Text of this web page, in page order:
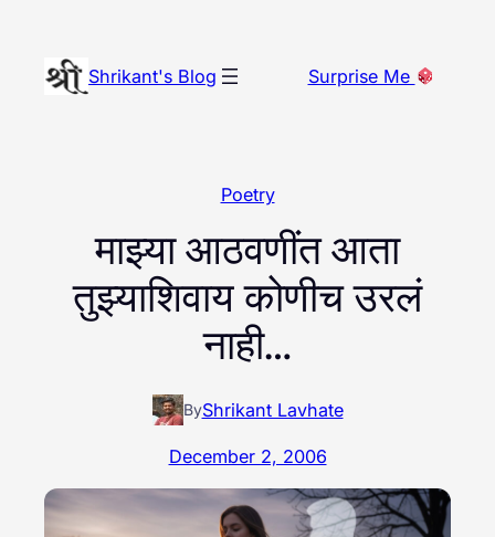
content
Shrikant's Blog Surprise Me
Poetry
माझ्या आठवणींत आता
तुझ्याशिवाय कोणीच उरलं
नाही…
ByShrikant Lavhate
December 2, 2006